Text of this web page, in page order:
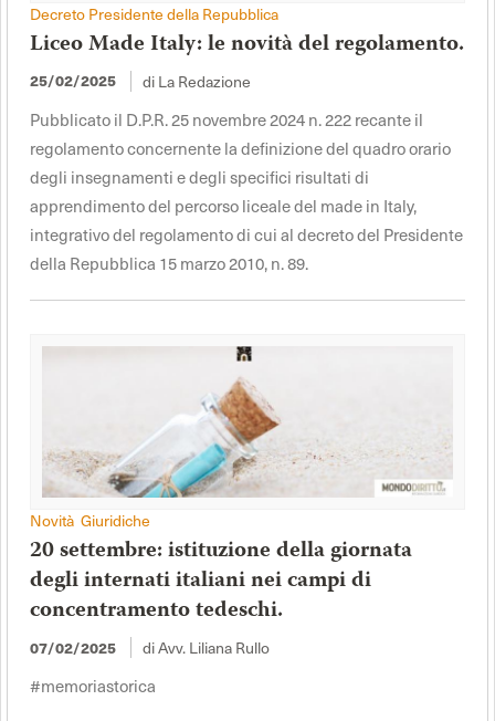
Decreto Presidente della Repubblica
Liceo Made Italy: le novità del regolamento.
25/02/2025 di La Redazione
Pubblicato il D.P.R. 25 novembre 2024 n. 222 recante il
regolamento concernente la definizione del quadro orario
degli insegnamenti e degli specifici risultati di
apprendimento del percorso liceale del made in Italy,
integrativo del regolamento di cui al decreto del Presidente
della Repubblica 15 marzo 2010, n. 89.
Novità Giuridiche
20 settembre: istituzione della giornata
degli internati italiani nei campi di
concentramento tedeschi.
07/02/2025 di Avv. Liliana Rullo
#memoriastorica